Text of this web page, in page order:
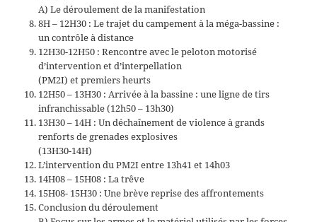
A) Le déroulement de la manifestation
8H – 12H30 : Le trajet du campement à la méga-bassine :
un contrôle à distance
12H30-12H50 : Rencontre avec le peloton motorisé
d’intervention et d’interpellation
(PM2I) et premiers heurts
12H50 – 13H30 : Arrivée à la bassine : une ligne de tirs
infranchissable (12h50 – 13h30)
13H30 – 14H : Un déchaînement de violence à grands
renforts de grenades explosives
(13H30-14H)
L’intervention du PM2I entre 13h41 et 14h03
14H08 – 15H08 : La trêve
15H08- 15H30 : Une brève reprise des affrontements
Conclusion du déroulement